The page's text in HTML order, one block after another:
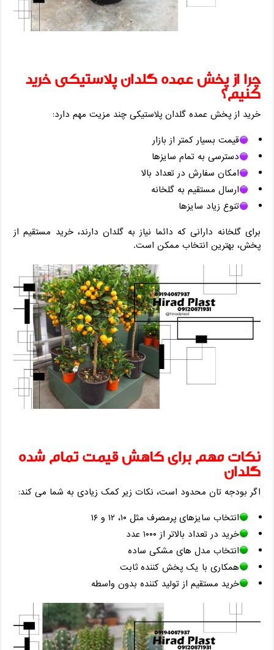
چرا از پخش عمده گلدان پلاستیکی خرید
کنیم؟
خرید از پخش عمده گلدان پلاستیکی چند مزیت مهم دارد:
قیمت بسیار کمتر از بازار
دسترسی به تمام سایزها
امکان سفارش در تعداد بالا
ارسال مستقیم به گلخانه
تنوع زیاد سایز‌ها
برای گلخانه ‌دارانی که دائما نیاز به گلدان دارند، خرید مستقیم از
پخش، بهترین انتخاب ممکن است.
نکات مهم برای کاهش قیمت تمام‌ شده
گلدان
اگر بودجه ‌تان محدود است، نکات زیر کمک زیادی به شما می ‌کند:
انتخاب سایزهای پرمصرف مثل ۱۰، ۱۲ و ۱۶
خرید در تعداد بالاتر از ۱۰۰۰ عدد
انتخاب مدل ‌های مشکی ساده
همکاری با یک پخش‌ کننده ثابت
خرید مستقیم از تولید کننده بدون واسطه